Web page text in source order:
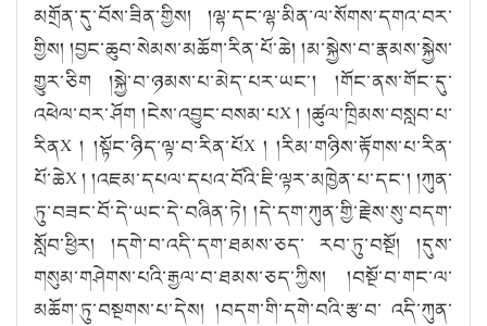
མགྲོན་དུ་བོས་ཟིན་གྱིས། །ལྷ་དང་ལྷ་མིན་ལ་སོགས་དགའ་བར་
གྱིས། །བྱང་ཆུབ་སེམས་མཆོག་རིན་པོ་ཆེ། །མ་སྐྱེས་བ་རྣམས་སྐྱེས་
གྱུར་ཅིག །སྐྱེ་བ་ཉམས་པ་མེད་པར་ཡང༌། །གོང་ནས་གོང་དུ་
འཕེལ་བར་ཤོག །ངེས་འབྱུང་བསམ་པX ། །ཚུལ་ཁྲིམས་བསླབ་པ་
རིནX ། །སྟོང་ཉིད་ལྟ་བ་རིན་པོX ། །རིམ་གཉིས་རྟོགས་པ་རིན་
པོ་ཆེX ། །འཇམ་དཔལ་དཔའ་བོའི་ཇི་ལྟར་མཁྱེན་པ་དང༌། །ཀུན་
ཏུ་བཟང་བོ་དེ་ཡང་དེ་བཞིན་ཏེ། །དེ་དག་ཀུན་གྱི་རྗེས་སུ་བདག་
སློབ་ཕྱིར། །དགེ་བ་འདི་དག་ཐམས་ཅད་ རབ་ཏུ་བསྔོ། །དུས་
གསུམ་གཤེགས་པའི་རྒྱལ་བ་ཐམས་ཅད་ཀྱིས། །བསྔོ་བ་གང་ལ་
མཆོག་ཏུ་བསྔགས་པ་དེས། །བདག་གི་དགེ་བའི་རྩ་བ་ འདི་ཀུན་